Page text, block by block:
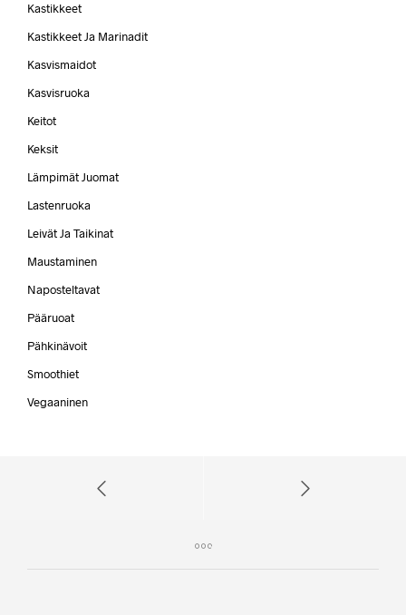
Kastikkeet
Kastikkeet Ja Marinadit
Kasvismaidot
Kasvisruoka
Keitot
Keksit
Lämpimät Juomat
Lastenruoka
Leivät Ja Taikinat
Maustaminen
Naposteltavat
Pääruoat
Pähkinävoit
Smoothiet
Vegaaninen